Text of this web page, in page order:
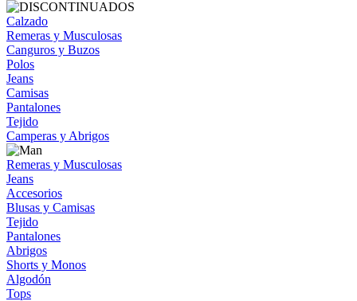
Calzado
Remeras y Musculosas
Canguros y Buzos
Polos
Jeans
Camisas
Pantalones
Tejido
Camperas y Abrigos
Remeras y Musculosas
Jeans
Accesorios
Blusas y Camisas
Tejido
Pantalones
Abrigos
Shorts y Monos
Algodón
Tops